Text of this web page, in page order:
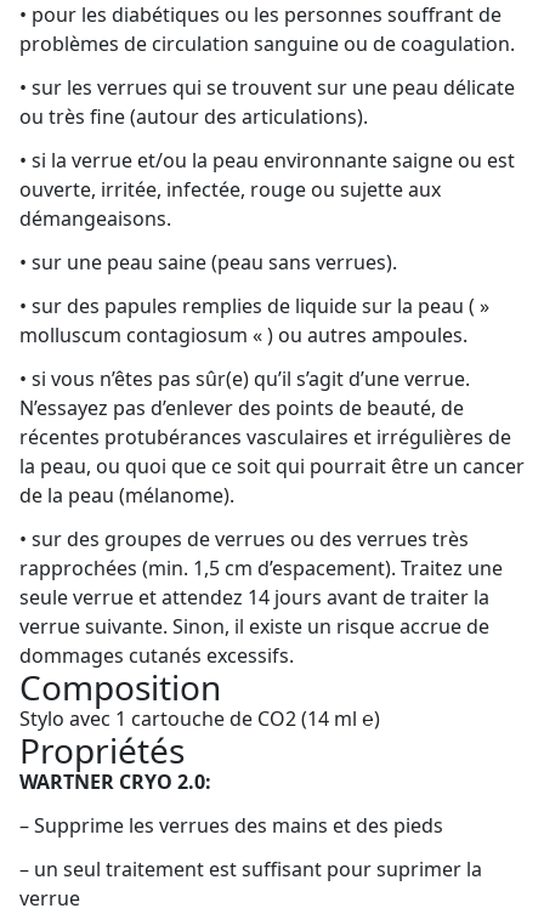
• pour les diabétiques ou les personnes souffrant de
problèmes de circulation sanguine ou de coagulation.
• sur les verrues qui se trouvent sur une peau délicate
ou très fine (autour des articulations).
• si la verrue et/ou la peau environnante saigne ou est
ouverte, irritée, infectée, rouge ou sujette aux
démangeaisons.
• sur une peau saine (peau sans verrues).
• sur des papules remplies de liquide sur la peau ( »
molluscum contagiosum « ) ou autres ampoules.
• si vous n’êtes pas sûr(e) qu’il s’agit d’une verrue.
N’essayez pas d’enlever des points de beauté, de
récentes protubérances vasculaires et irrégulières de
la peau, ou quoi que ce soit qui pourrait être un cancer
de la peau (mélanome).
• sur des groupes de verrues ou des verrues très
rapprochées (min. 1,5 cm d’espacement). Traitez une
seule verrue et attendez 14 jours avant de traiter la
verrue suivante. Sinon, il existe un risque accrue de
dommages cutanés excessifs.
Composition
Stylo avec 1 cartouche de CO2 (14 ml ℮)
Propriétés
WARTNER CRYO 2.0:
– Supprime les verrues des mains et des pieds
– un seul traitement est suffisant pour suprimer la
verrue